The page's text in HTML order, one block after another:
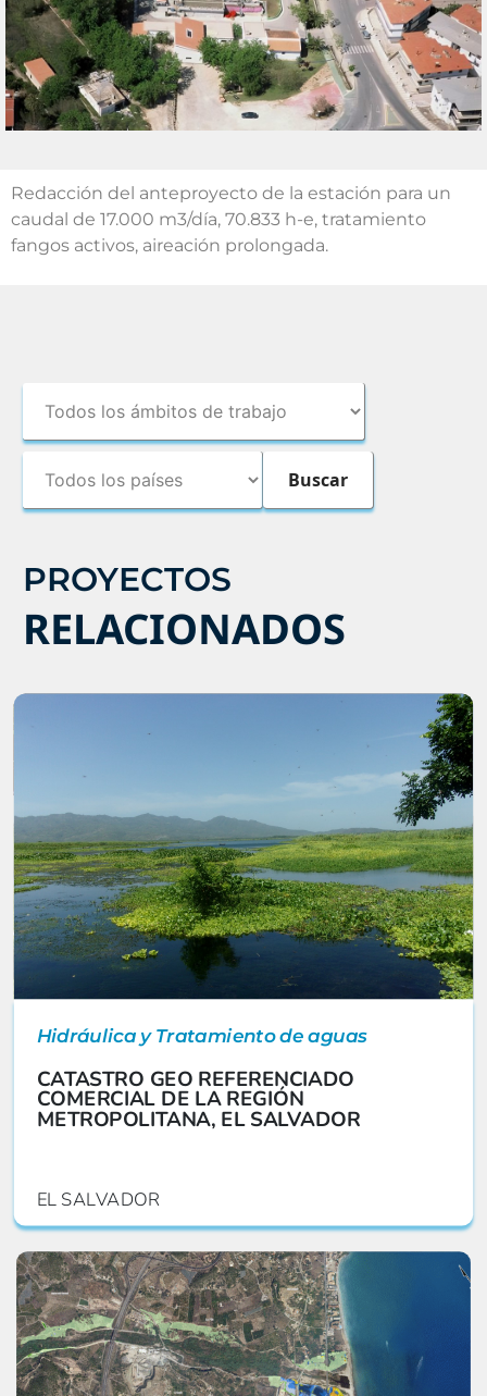
Redacción del anteproyecto de la estación para un
caudal de 17.000 m3/día, 70.833 h-e, tratamiento
fangos activos, aireación prolongada.
PROYECTOS
RELACIONADOS
Hidráulica y Tratamiento de aguas
CATASTRO GEO REFERENCIADO
COMERCIAL DE LA REGIÓN
METROPOLITANA, EL SALVADOR
EL SALVADOR